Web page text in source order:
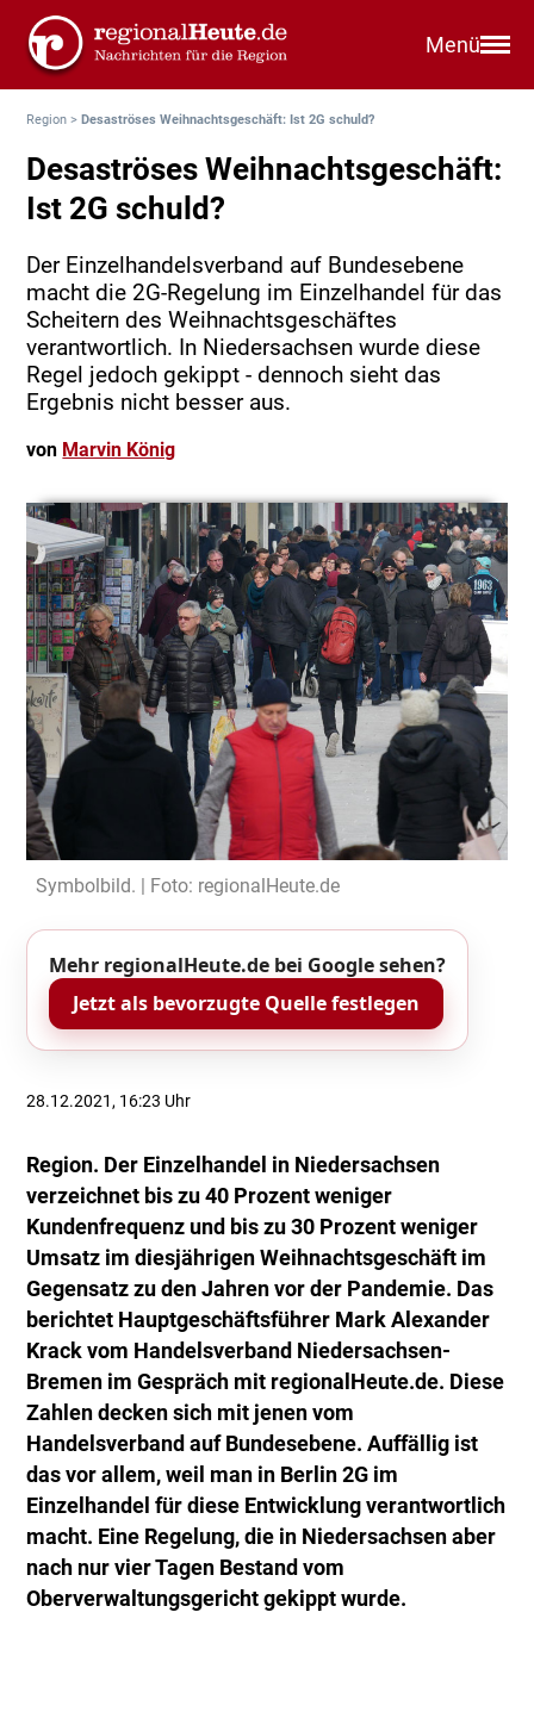
Menü
Region >Desaströses Weihnachtsgeschäft: Ist 2G schuld?
Desaströses Weihnachtsgeschäft:
Ist 2G schuld?
Der Einzelhandelsverband auf Bundesebene
macht die 2G-Regelung im Einzelhandel für das
Scheitern des Weihnachtsgeschäftes
verantwortlich. In Niedersachsen wurde diese
Regel jedoch gekippt - dennoch sieht das
Ergebnis nicht besser aus.
von Marvin König
Symbolbild. | Foto: regionalHeute.de
Mehr regionalHeute.de bei Google sehen?
Jetzt als bevorzugte Quelle festlegen
28.12.2021, 16:23 Uhr
Region. Der Einzelhandel in Niedersachsen
verzeichnet bis zu 40 Prozent weniger
Kundenfrequenz und bis zu 30 Prozent weniger
Umsatz im diesjährigen Weihnachtsgeschäft im
Gegensatz zu den Jahren vor der Pandemie. Das
berichtet Hauptgeschäftsführer Mark Alexander
Krack vom Handelsverband Niedersachsen-
Bremen im Gespräch mit regionalHeute.de. Diese
Zahlen decken sich mit jenen vom
Handelsverband auf Bundesebene. Auffällig ist
das vor allem, weil man in Berlin 2G im
Einzelhandel für diese Entwicklung verantwortlich
macht. Eine Regelung, die in Niedersachsen aber
nach nur vier Tagen Bestand vom
Oberverwaltungsgericht gekippt wurde.